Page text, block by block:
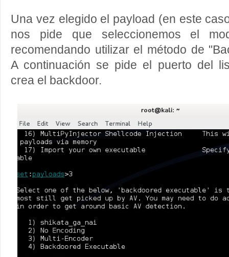
Una vez elegido el payload (en este
nos pide que seleccionemos el
recomendando utilizar el método de
A continuación se pide el puerto del
crea el backdoor.